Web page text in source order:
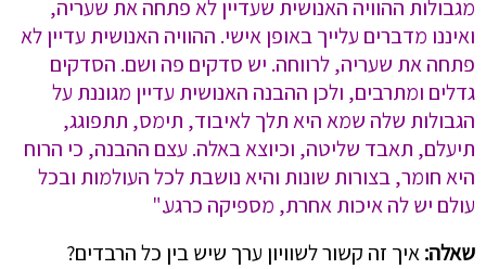
מגבולות ההוויה האנושית שעדיין לא פתחה את שעריה,
ואיננו מדברים עלייך באופן אישי. ההוויה האנושית עדיין לא
פתחה את שעריה, לרווחה. יש סדקים פה ושם. הסדקים
גדלים ומתרבים, ולכן ההבנה האנושית עדיין מגוננת על
הגבולות שלה שמא היא תלך לאיבוד, תימס, תתפוגג,
תיעלם, תאבד שליטה, וכיוצא באלה. עצם ההבנה, כי הרוח
היא חומר, בצורות שונות והיא נושבת לכל העולמות ובכל
עולם יש לה איכות אחרת, מספיקה כרגע."
שאלה:איך זה קשור לשוויון ערך שיש בין כל הרבדים?